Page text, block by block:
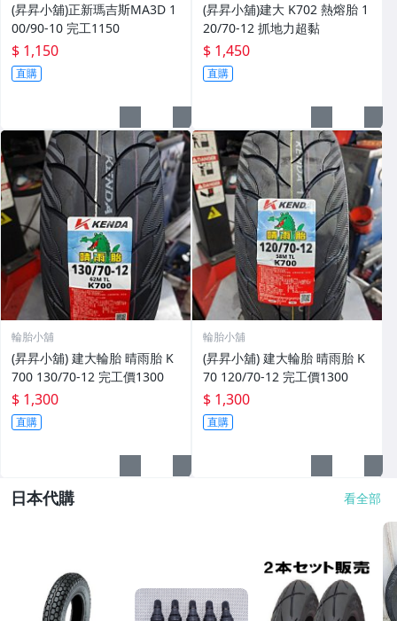
(昇昇小舖)正新瑪吉斯MA3D 1
00/90-10 完工1150
$ 1,150
直購
(昇昇小舖)建大 K702 熱熔胎 1
20/70-12 抓地力超黏
$ 1,450
直購
輪胎小舖
(昇昇小舖) 建大輪胎 晴雨胎 K
700 130/70-12 完工價1300
$ 1,300
直購
輪胎小舖
(昇昇小舖) 建大輪胎 晴雨胎 K
70 120/70-12 完工價1300
$ 1,300
直購
日本代購 看全部